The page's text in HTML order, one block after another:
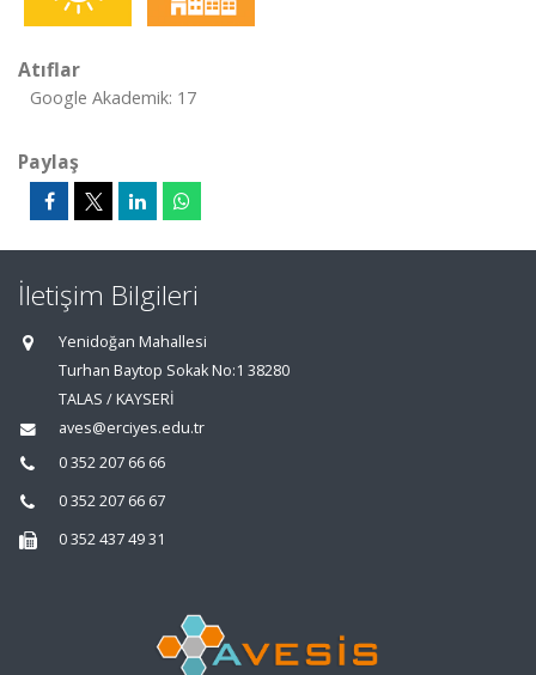
Atıflar
Google Akademik: 17
Paylaş
İletişim Bilgileri
Yenidoğan Mahallesi
Turhan Baytop Sokak No:1 38280
TALAS / KAYSERİ
aves@erciyes.edu.tr
0 352 207 66 66
0 352 207 66 67
0 352 437 49 31